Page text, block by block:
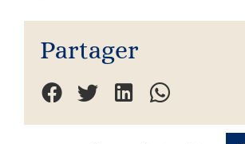
Partager